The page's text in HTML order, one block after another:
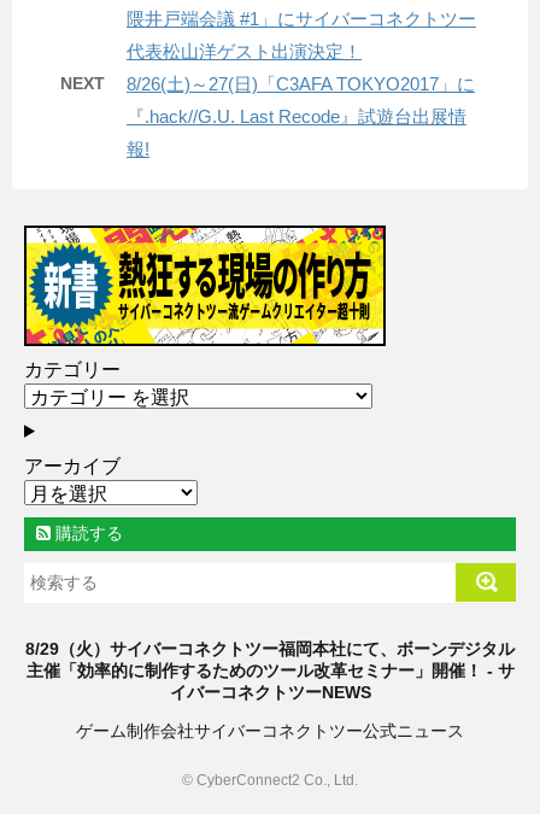
隈井戸端会議 #1」にサイバーコネクトツー
代表松山洋ゲスト出演決定！
NEXT
8/26(土)～27(日)「C3AFA TOKYO2017」に
『.hack//G.U. Last Recode』試遊台出展情
報!
カテゴリー
アーカイブ
購読する
8/29（火）サイバーコネクトツー福岡本社にて、ボーンデジタル
主催「効率的に制作するためのツール改革セミナー」開催！ - サ
イバーコネクトツーNEWS
ゲーム制作会社サイバーコネクトツー公式ニュース
© CyberConnect2 Co., Ltd.